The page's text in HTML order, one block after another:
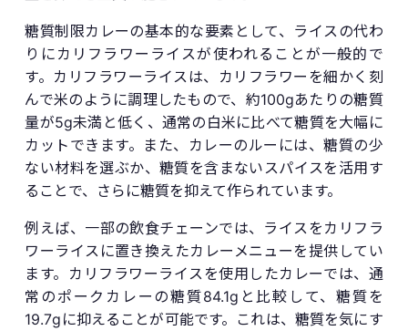
糖質制限カレーの基本的な要素として、ライスの代わ
りにカリフラワーライスが使われることが一般的で
す。カリフラワーライスは、カリフラワーを細かく刻
んで米のように調理したもので、約100gあたりの糖質
量が5g未満と低く、通常の白米に比べて糖質を大幅に
カットできます。また、カレーのルーには、糖質の少
ない材料を選ぶか、糖質を含まないスパイスを活用す
ることで、さらに糖質を抑えて作られています。
例えば、一部の飲食チェーンでは、ライスをカリフラ
ワーライスに置き換えたカレーメニューを提供してい
ます。カリフラワーライスを使用したカレーでは、通
常のポークカレーの糖質84.1gと比較して、糖質を
19.7gに抑えることが可能です。これは、糖質を気にす